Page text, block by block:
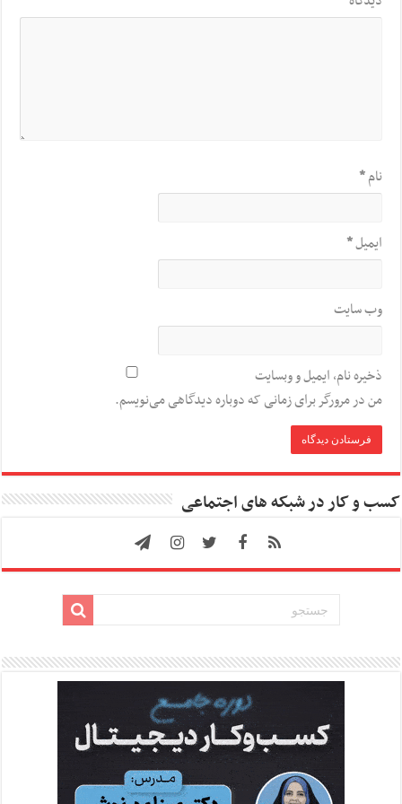
نام*
ایمیل*
وب‌ سایت
ذخیره نام، ایمیل و وبسایت
من در مرورگر برای زمانی که دوباره دیدگاهی می‌نویسم.
کسب و کار در شبکه های اجتماعی